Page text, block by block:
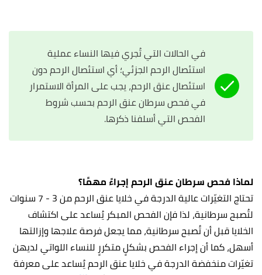
في الحالات التي تُجري فيها النساء عملية
استئصال الرحم الجزئي؛ أي استئصال الرحم دون
استئصال عنق الرحم، يجب على المرأة الاستمرار
في فحص سرطان عنق الرحم بحسب شروط
الفحص التي أسلفنا ذكرها.
لماذا فحص سرطان عنق الرحم إجراءً مهمًا؟
تحتاج التغيّرات عالية الدرجة في خلايا عنق الرحم من 3 - 7 سنوات
لتُصبح سرطانية، لذا فإن الفحص المبكر يُساعد على اكتشاف
الخلايا قبل أن تُصبح سرطانية، مما يجعل فرصة علاجها وإزالتها
أسهل، كما أن إجراء الفحص بشكلٍ متكررٍ للنساء اللواتي لديهن
تغيّرات منخفضة الدرجة في خلايا عنق الرحم يُساعد على معرفة